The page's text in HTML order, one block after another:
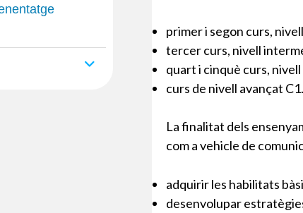
primer i segon curs,
tercer curs, nivell
quart i cinquè curs,
curs de nivell avançat C1.
La finalitat dels
com a vehicle de
adquirir les habilitats
desenvolupar